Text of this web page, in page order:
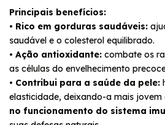
Principais benefícios:
• Rico em gorduras saudáveis:
saudável e o colesterol equilibrado.
• Ação antioxidante: combate os
as células do envelhecimento
• Contribui para a saúde da pele:
elasticidade, deixando-a mais jovem
no funcionamento do sistema